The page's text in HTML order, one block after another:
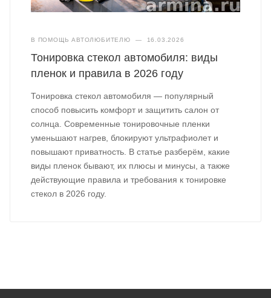
В ПОМОЩЬ АВТОЛЮБИТЕЛЮ — 16.03.2026
Тонировка стекол автомобиля: виды
пленок и правила в 2026 году
Тонировка стекол автомобиля — популярный
способ повысить комфорт и защитить салон от
солнца. Современные тонировочные пленки
уменьшают нагрев, блокируют ультрафиолет и
повышают приватность. В статье разберём, какие
виды пленок бывают, их плюсы и минусы, а также
действующие правила и требования к тонировке
стекол в 2026 году.